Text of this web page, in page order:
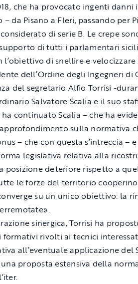
che ha provocato ingenti danni
da Pisano a Fleri, passando per
di serie B. Le crepe
di tutti i parlamentari
l’obiettivo di snellire e
dell’Ordine degli Ingegneri di
del segretario Alfio Torrisi -
Salvatore Scalia e il suo
continuato Scalia – che ha
sulla normativa
– che con questa s’intreccia –
legislativa relativa alla
posizione deteriore rispetto a
le forze del territorio
su un unico obiettivo: la
sinergica, Torrisi ha
formativi rivolti ai tecnici
all’eventuale applicazione del
proposta estensiva della